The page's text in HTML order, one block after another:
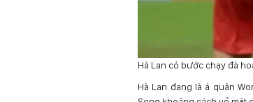
Hà Lan có bước chạy đà
Hà Lan đang là á quân